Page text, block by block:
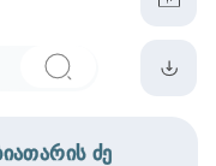
ძე